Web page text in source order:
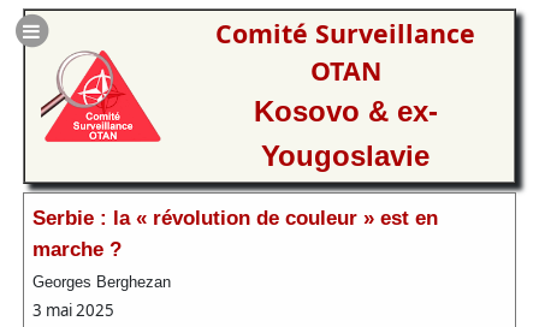
Comité Surveillance
OTAN
Kosovo & ex-
Yougoslavie
Serbie : la « révolution de couleur » est en
marche ?
Georges Berghezan
3 mai 2025